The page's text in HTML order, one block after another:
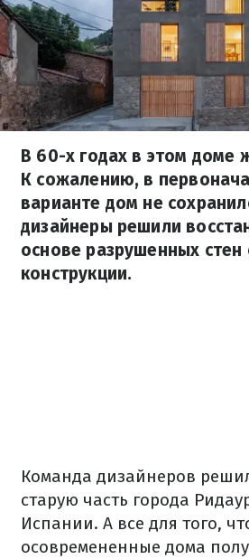
В 60-х годах в этом доме
К сожалению, в
варианте дом не
дизайнеры решили
основе разрушенных стен
конструкции.
Команда дизайнеров
старую часть города
Испании. А все для того,
осовремененные дома